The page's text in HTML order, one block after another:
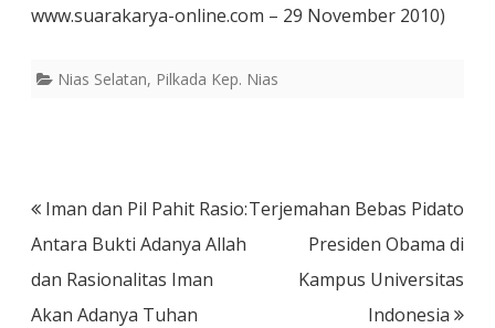
www.suarakarya-online.com – 29 November 2010)
Nias Selatan, Pilkada Kep. Nias
Post
navigation
Iman dan Pil Pahit Rasio:
Antara Bukti Adanya Allah
dan Rasionalitas Iman
Akan Adanya Tuhan
Terjemahan Bebas Pidato
Presiden Obama di
Kampus Universitas
Indonesia